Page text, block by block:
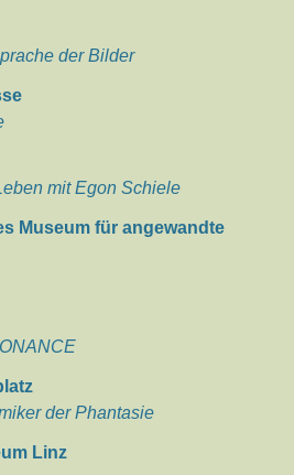
der Bilder
mit Egon Schiele
Museum für angewandte
der Phantasie
Linz